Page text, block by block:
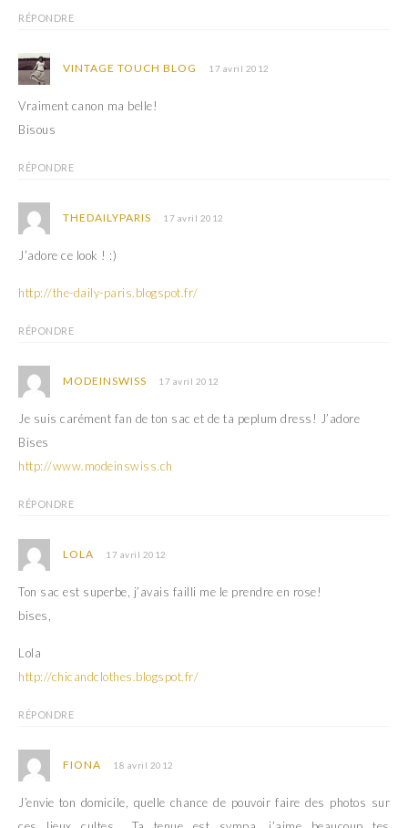
RÉPONDRE
VINTAGE TOUCH BLOG 17 avril 2012
Vraiment canon ma belle!
Bisous
RÉPONDRE
THEDAILYPARIS 17 avril 2012
J’adore ce look ! :)
http://the-daily-paris.blogspot.fr/
RÉPONDRE
MODEINSWISS 17 avril 2012
Je suis carément fan de ton sac et de ta peplum dress! J’adore
Bises
http://www.modeinswiss.ch
RÉPONDRE
LOLA 17 avril 2012
Ton sac est superbe, j’avais failli me le prendre en rose!
bises,
Lola
http://chicandclothes.blogspot.fr/
RÉPONDRE
FIONA 18 avril 2012
J’envie ton domicile, quelle chance de pouvoir faire des photos sur